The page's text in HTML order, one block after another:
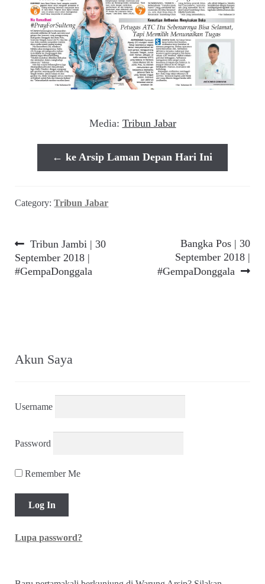
Media: Tribun Jabar
← ke Arsip Laman Depan Hari Ini
Category:Tribun Jabar
Navigasi
pos
Previous
post:
Tribun Jambi | 30
September 2018 |
#GempaDonggala
Next
post:
Bangka Pos | 30
September 2018 |
#GempaDonggala
Akun Saya
Username
Password
Remember Me
Lupa password?